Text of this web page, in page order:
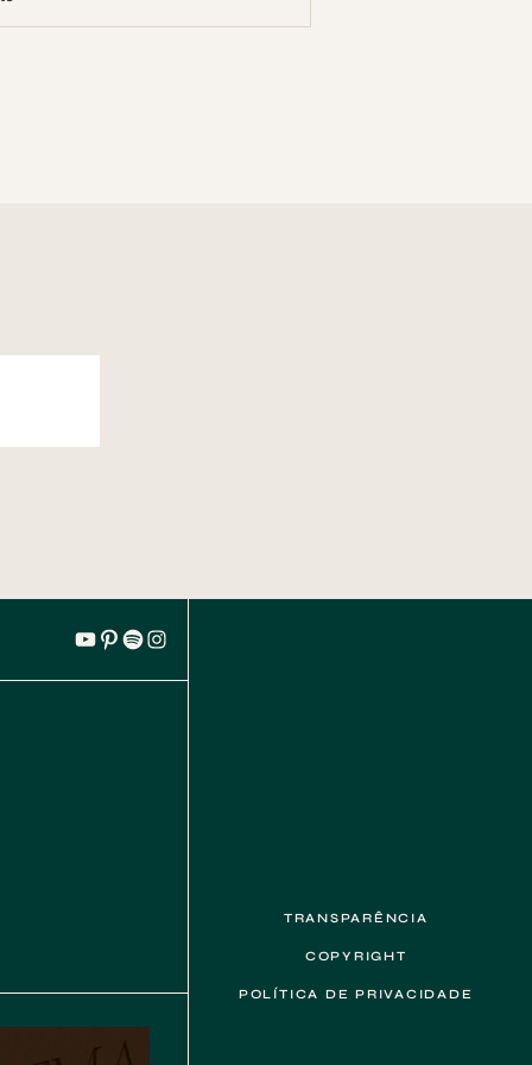
YouTube
Pinterest
SpotifyInstagram
TRANSPARÊNCIA
COPYRIGHT
POLÍTICA DE PRIVACIDADE